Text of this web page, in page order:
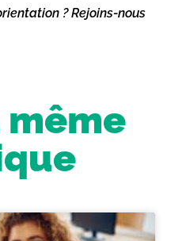
? Rejoins-nous
même